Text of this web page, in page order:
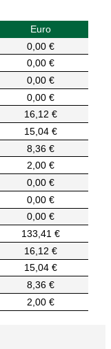
Euro
0,00 €
0,00 €
0,00 €
0,00 €
16,12 €
15,04 €
8,36 €
2,00 €
0,00 €
0,00 €
0,00 €
133,41 €
16,12 €
15,04 €
8,36 €
2,00 €